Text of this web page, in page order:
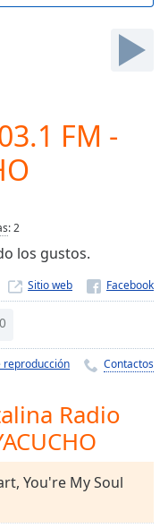
FM -
:2
los gustos.
Sitio web
0
reproducción Contactos
Radio
You're My Soul